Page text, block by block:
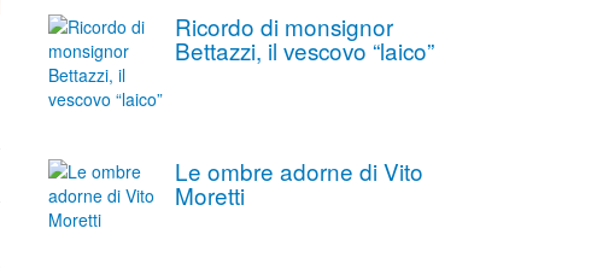
Ricordo di monsignor
Bettazzi, il vescovo “laico”
Le ombre adorne di Vito
Moretti